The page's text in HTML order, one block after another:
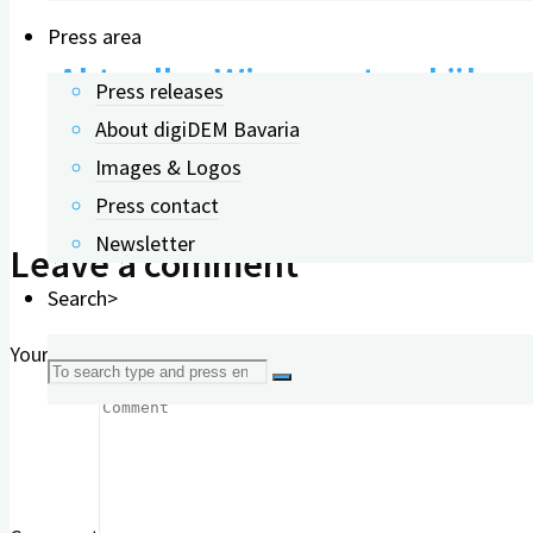
Press area
Press releases
About digiDEM Bavaria
Images & Logos
Press contact
Newsletter
Search>
Search
Aktueller Wissensstand
11.10.2024
Leave a comment
Your email address will not be published.